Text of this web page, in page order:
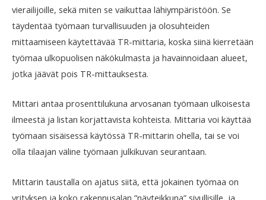
vierailijoille, sekä miten se vaikuttaa lähiympäristöön. Se
täydentää työmaan turvallisuuden ja olosuhteiden
mittaamiseen käytettävää TR-mittaria, koska siinä kierretään
työmaa ulkopuolisen näkökulmasta ja havainnoidaan alueet,
jotka jäävät pois TR-mittauksesta.
Mittari antaa prosenttilukuna arvosanan työmaan ulkoisesta
ilmeestä ja listan korjattavista kohteista. Mittaria voi käyttää
työmaan sisäisessä käytössä TR-mittarin ohella, tai se voi
olla tilaajan väline työmaan julkikuvan seurantaan.
Mittarin taustalla on ajatus siitä, että jokainen työmaa on
yrityksen ja koko rakennusalan ”näyteikkuna” sivullisille, ja